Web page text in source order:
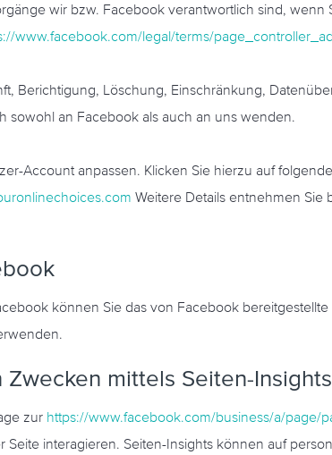
wir bzw. Facebook verantwortlich sind,
www.facebook.com/legal/terms/
Berichtigung, Löschung, Einschränkung,
sowohl an Facebook als auch an uns wenden.
Account anpassen. Klicken Sie hierzu auf
Weitere Details entnehmen Sie
können Sie das von Facebook
mittels Seiten-Insights
zur https://www.facebook.com/business/a/page/
interagieren. Seiten-Insights können auf